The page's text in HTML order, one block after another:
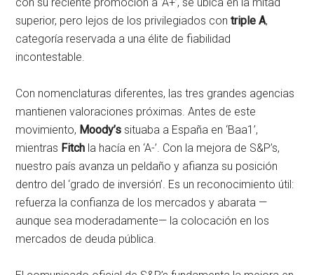
superior, pero lejos de los privilegiados contriple A,
categoría reservada a una élite de fiabilidad
incontestable.
Con nomenclaturas diferentes, las tres grandes agencias
mantienen valoraciones próximas. Antes de este
movimiento, Moody’s situaba a España en ‘Baa1’,
mientras Fitch la hacía en ‘A-’. Con la mejora de S&P’s,
nuestro país avanza un peldaño y afianza su posición
dentro del ‘grado de inversión’. Es un reconocimiento útil:
refuerza la confianza de los mercados y abarata —
aunque sea moderadamente— la colocación en los
mercados de deuda pública.